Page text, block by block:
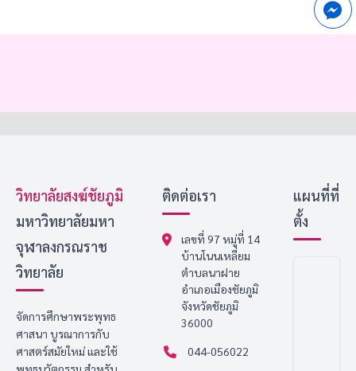
วิทยาลัยสงฆ์ชัยภูมิ
มหาวิทยาลัยมหา
จุฬาลงกรณราช
วิทยาลัย
จัดการศึกษาพระพุทธ
ศาสนา บูรณาการกับ
ศาสตร์สมัยใหม่ และใช้
ติดต่อเรา
เลขที่ 97 หมู่ที่ 14
บ้านโนนเหลี่ยม
ตำบลนาฝาย
อำเภอเมืองชัยภูมิ
จังหวัดชัยภูมิ
36000
044-056022
แผนที่ที่
ตั้ง